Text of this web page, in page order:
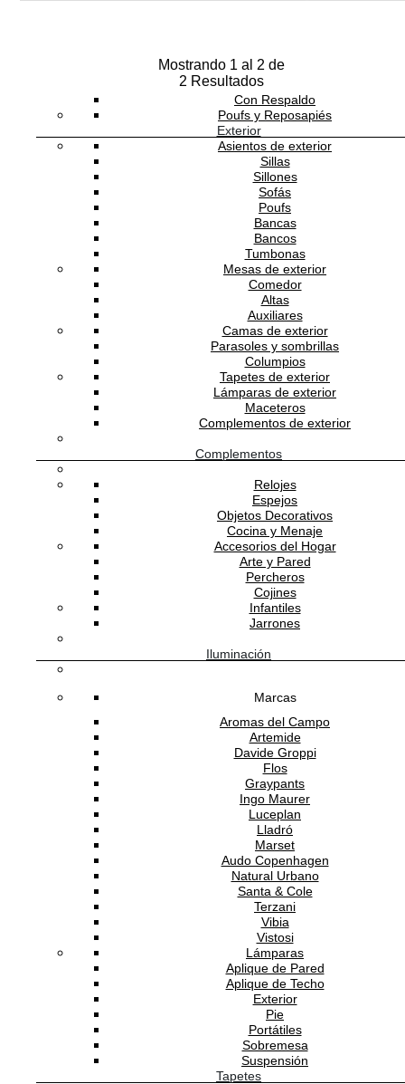
Bajos
Giratorio
Con Respaldo
Poufs y Reposapiés
Exterior
Asientos de exterior
Sillas
Sillones
Sofás
Poufs
Bancas
Bancos
Tumbonas
Mesas de exterior
Comedor
Altas
Auxiliares
Camas de exterior
Parasoles y sombrillas
Columpios
Tapetes de exterior
Lámparas de exterior
Maceteros
Complementos de exterior
Complementos
Relojes
Espejos
Objetos Decorativos
Cocina y Menaje
Accesorios del Hogar
Arte y Pared
Percheros
Cojines
Infantiles
Jarrones
Iluminación
Marcas
Aromas del Campo
Artemide
Davide Groppi
Flos
Graypants
Ingo Maurer
Luceplan
Lladró
Marset
Audo Copenhagen
Natural Urbano
Santa & Cole
Terzani
Vibia
Vistosi
Lámparas
Aplique de Pared
Aplique de Techo
Exterior
Pie
Portátiles
Sobremesa
Suspensión
Tapetes
Mostrando 1 al 2 de
2
NEWSLETTER
He leído y acepto la política de privacidad
ATENCIÓN AL CLIENTE
SOBRE ADDREDE